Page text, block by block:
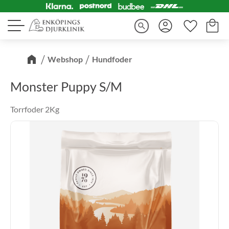
Meny search
Webshop Hundfoder
Monster Puppy S/M
Torrfoder 2Kg